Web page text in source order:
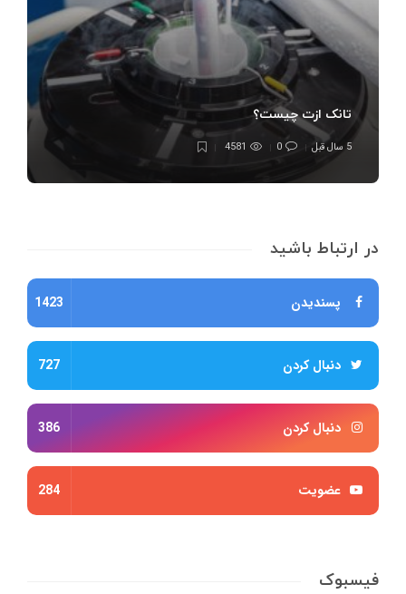
تانک ازت چیست؟
5 سال قبل 0
4581
در ارتباط باشید
پسندیدن 1423
دنبال کردن 727
دنبال کردن 386
عضویت 284
فیسبوک